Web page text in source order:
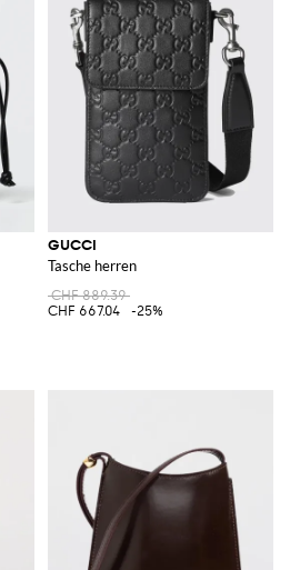
GUCCI
Tasche herren
CHF 889.39
CHF 667.04
-25%